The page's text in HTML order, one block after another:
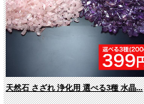
天然石 さざれ 浄化用 選べる3種 水晶...